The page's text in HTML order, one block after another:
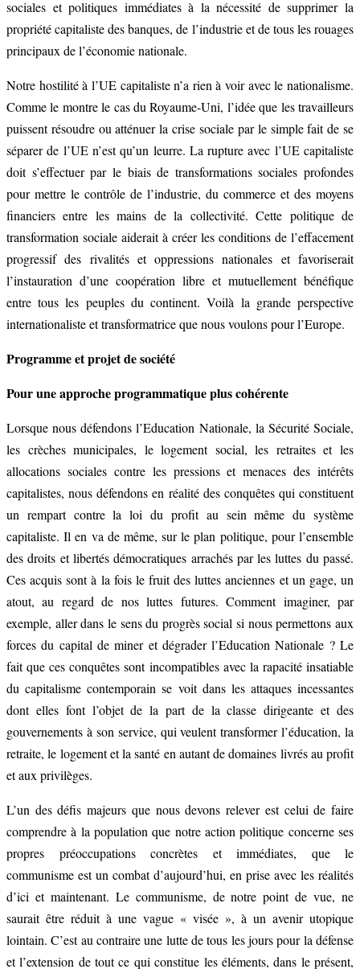
sociales et politiques immédiates à la nécessité de supprimer la
propriété capitaliste des banques, de l’industrie et de tous les rouages
principaux de l’économie nationale.
Notre hostilité à l’UE capitaliste n’a rien à voir avec le nationalisme.
Comme le montre le cas du Royaume-Uni, l’idée que les travailleurs
puissent résoudre ou atténuer la crise sociale par le simple fait de se
séparer de l’UE n’est qu’un leurre. La rupture avec l’UE capitaliste
doit s’effectuer par le biais de transformations sociales profondes
pour mettre le contrôle de l’industrie, du commerce et des moyens
financiers entre les mains de la collectivité. Cette politique de
transformation sociale aiderait à créer les conditions de l’effacement
progressif des rivalités et oppressions nationales et favoriserait
l’instauration d’une coopération libre et mutuellement bénéfique
entre tous les peuples du continent. Voilà la grande perspective
internationaliste et transformatrice que nous voulons pour l’Europe.
Programme et projet de société
Pour une approche programmatique plus cohérente
Lorsque nous défendons l’Education Nationale, la Sécurité Sociale,
les crèches municipales, le logement social, les retraites et les
allocations sociales contre les pressions et menaces des intérêts
capitalistes, nous défendons en réalité des conquêtes qui constituent
un rempart contre la loi du profit au sein même du système
capitaliste. Il en va de même, sur le plan politique, pour l’ensemble
des droits et libertés démocratiques arrachés par les luttes du passé.
Ces acquis sont à la fois le fruit des luttes anciennes et un gage, un
atout, au regard de nos luttes futures. Comment imaginer, par
exemple, aller dans le sens du progrès social si nous permettons aux
forces du capital de miner et dégrader l’Education Nationale ? Le
fait que ces conquêtes sont incompatibles avec la rapacité insatiable
du capitalisme contemporain se voit dans les attaques incessantes
dont elles font l’objet de la part de la classe dirigeante et des
gouvernements à son service, qui veulent transformer l’éducation, la
retraite, le logement et la santé en autant de domaines livrés au profit
et aux privilèges.
L’un des défis majeurs que nous devons relever est celui de faire
comprendre à la population que notre action politique concerne ses
propres préoccupations concrètes et immédiates, que le
communisme est un combat d’aujourd’hui, en prise avec les réalités
d’ici et maintenant. Le communisme, de notre point de vue, ne
saurait être réduit à une vague « visée », à un avenir utopique
lointain. C’est au contraire une lutte de tous les jours pour la défense
et l’extension de tout ce qui constitue les éléments, dans le présent,